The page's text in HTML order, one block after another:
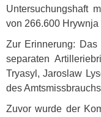
Untersuchungshaft
von 266.600 Hrywnja
Zur Erinnerung:
separaten
Tryasyl, Jaroslaw
des
Zuvor wurde der